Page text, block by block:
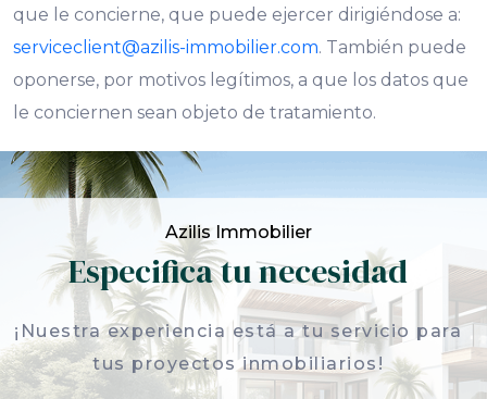
que le concierne, que puede ejercer dirigiéndose a:
serviceclient@azilis-immobilier.com. También puede
oponerse, por motivos legítimos, a que los datos que
le conciernen sean objeto de tratamiento.
Azilis Immobilier
Especifica tu necesidad
¡Nuestra experiencia está a tu servicio para
tus proyectos inmobiliarios!